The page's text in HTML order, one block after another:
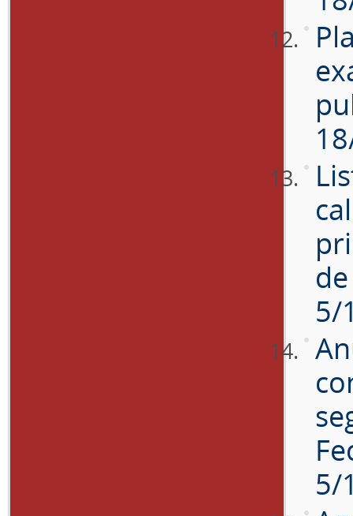
5/
5/